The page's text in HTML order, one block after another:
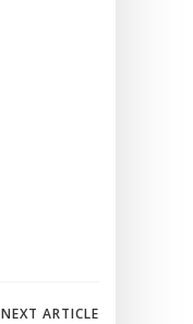
NEXT ARTICLE